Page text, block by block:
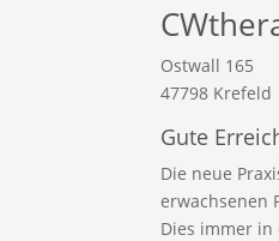
Ostwall 165
47798 Krefeld
Gute
Die neue
erwachsenen
Dies immer